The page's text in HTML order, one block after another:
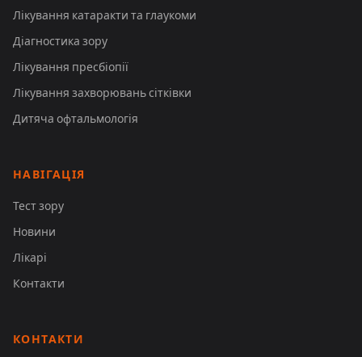
Лікування катаракти та глаукоми
Діагностика зору
Лікування пресбіопії
Лікування захворювань сітківки
Дитяча офтальмологія
НАВІГАЦІЯ
Тест зору
Новини
Лікарі
Контакти
КОНТАКТИ